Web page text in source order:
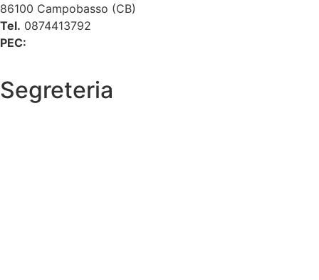
86100 Campobasso (CB)
Tel. 0874413792
PEC:
Segreteria